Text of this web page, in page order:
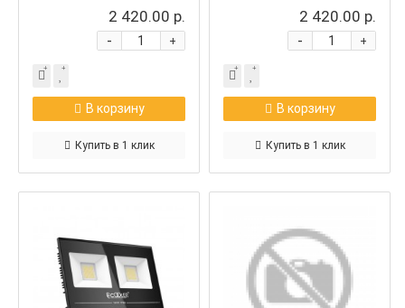
2 420.00 р.
+
-
В корзину
Купить в 1 клик
2 420.00 р.
+
-
В корзину
Купить в 1 клик